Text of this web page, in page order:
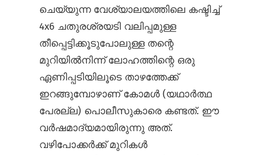
ചെയ്യുന്ന വേശ്യാലയത്തിലെ കഷ്ടിച്ച്
4x6 ചതുരശ്രയടി വലിപ്പമുള്ള
തീപ്പെട്ടിക്കൂടുപോലുള്ള തന്റെ
മുറിയിൽനിന്ന് ലോഹത്തിന്റെ ഒരു
ഏണിപ്പടിയിലൂടെ താഴത്തേക്ക്
ഇറങ്ങുമ്പോഴാണ് കോമൾ (യഥാർത്ഥ
പേരല്ല) പൊലീസുകാരെ കണ്ടത്. ഈ
വർഷമാദ്യമായിരുന്നു അത്.
വഴിപോക്കർക്ക് മുറികൾ